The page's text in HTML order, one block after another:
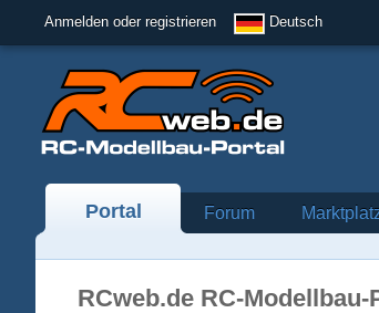
Anmelden oder registrieren Deutsch
Portal Forum
RCweb.de RC-Modellbau-